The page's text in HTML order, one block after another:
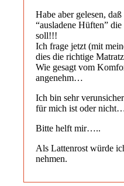
Habe aber gelesen,
“ausladene Hüften”
soll!!!
Ich frage jetzt (mit
dies die richtige
Wie gesagt vom
angenehm…
Ich bin sehr
für mich ist oder
Bitte helft mir…..
Als Lattenrost würde
nehmen.